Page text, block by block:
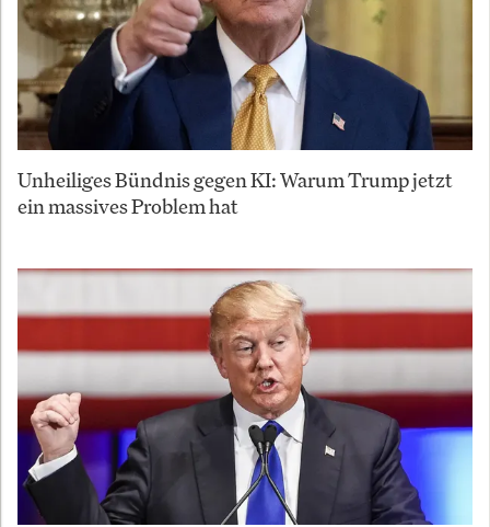
Unheiliges Bündnis gegen KI: Warum Trump jetzt
ein massives Problem hat